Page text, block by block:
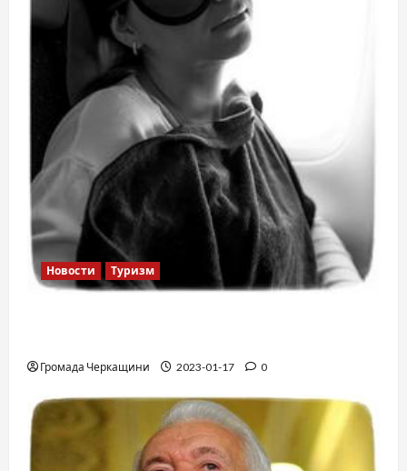
Новости Туризм
Громада Черкащини 2023-01-17 0